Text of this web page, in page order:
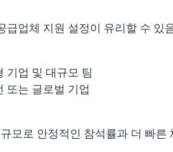
급업체 지원 설정이 유리할 수 있
기업 및 대규모 팀
또는 글로벌 기업
모로 안정적인 참석률과 더 빠른